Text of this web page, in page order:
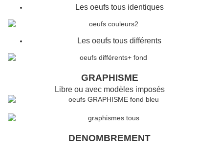
Les oeufs tous identiques
Les oeufs tous différents
GRAPHISME
Libre ou avec modèles imposés
DENOMBREMENT